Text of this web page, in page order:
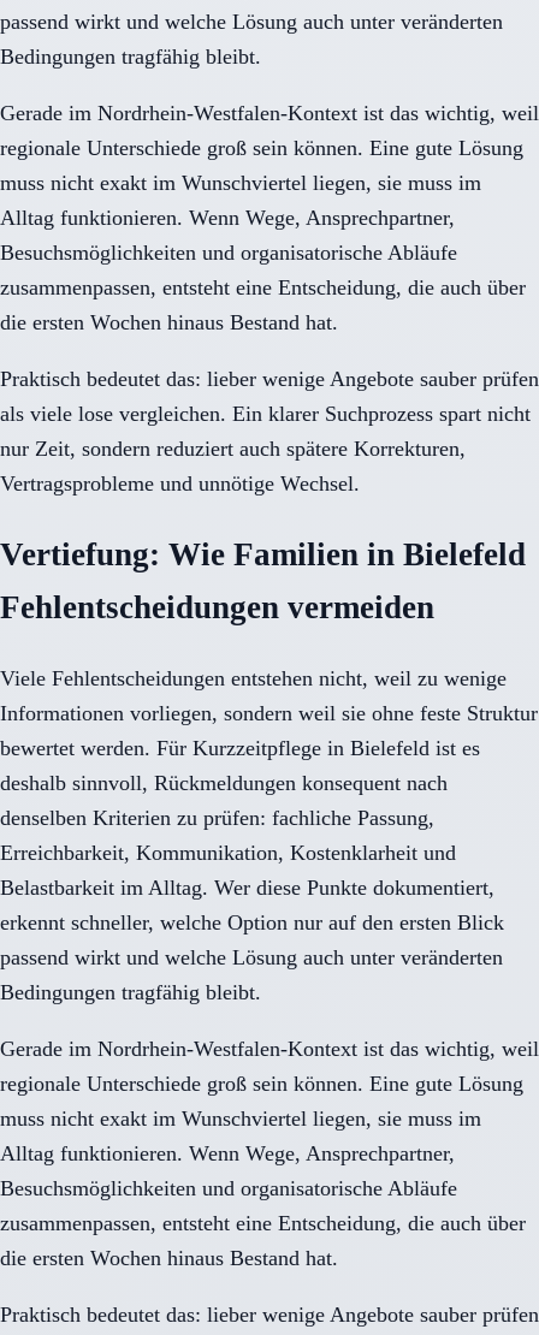
passend wirkt und welche Lösung auch unter veränderten
Bedingungen tragfähig bleibt.
Gerade im Nordrhein-Westfalen-Kontext ist das wichtig, weil
regionale Unterschiede groß sein können. Eine gute Lösung
muss nicht exakt im Wunschviertel liegen, sie muss im
Alltag funktionieren. Wenn Wege, Ansprechpartner,
Besuchsmöglichkeiten und organisatorische Abläufe
zusammenpassen, entsteht eine Entscheidung, die auch über
die ersten Wochen hinaus Bestand hat.
Praktisch bedeutet das: lieber wenige Angebote sauber prüfen
als viele lose vergleichen. Ein klarer Suchprozess spart nicht
nur Zeit, sondern reduziert auch spätere Korrekturen,
Vertragsprobleme und unnötige Wechsel.
Vertiefung: Wie Familien in Bielefeld
Fehlentscheidungen vermeiden
Viele Fehlentscheidungen entstehen nicht, weil zu wenige
Informationen vorliegen, sondern weil sie ohne feste Struktur
bewertet werden. Für Kurzzeitpflege in Bielefeld ist es
deshalb sinnvoll, Rückmeldungen konsequent nach
denselben Kriterien zu prüfen: fachliche Passung,
Erreichbarkeit, Kommunikation, Kostenklarheit und
Belastbarkeit im Alltag. Wer diese Punkte dokumentiert,
erkennt schneller, welche Option nur auf den ersten Blick
passend wirkt und welche Lösung auch unter veränderten
Bedingungen tragfähig bleibt.
Gerade im Nordrhein-Westfalen-Kontext ist das wichtig, weil
regionale Unterschiede groß sein können. Eine gute Lösung
muss nicht exakt im Wunschviertel liegen, sie muss im
Alltag funktionieren. Wenn Wege, Ansprechpartner,
Besuchsmöglichkeiten und organisatorische Abläufe
zusammenpassen, entsteht eine Entscheidung, die auch über
die ersten Wochen hinaus Bestand hat.
Praktisch bedeutet das: lieber wenige Angebote sauber prüfen